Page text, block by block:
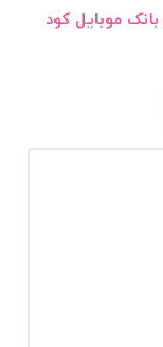
بانک موبایل کود